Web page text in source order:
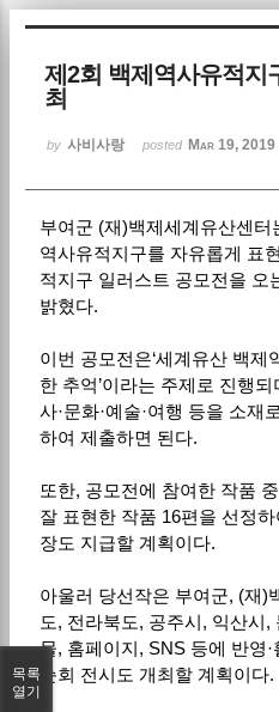
제2회 백제역사유적지
최
by 사비사랑 posted Mar 19, 2019
부여군 (재)백제세계유산센
역사유적지구를 자유롭게 표
적지구 일러스트 공모전을 오
밝혔다.
이번 공모전은‘세계유산 백
한 추억’이라는 주제로 진행
사·문화·예술·여행 등을 소재
하여 제출하면 된다.
또한, 공모전에 참여한 작품
잘 표현한 작품 16편을 선정
장도 지급할 계획이다.
아울러 당선작은 부여군, (재)
도, 전라북도, 공주시, 익산시
물, 홈페이지, SNS 등에 반영
순회 전시도 개최할 계획이다.
목록
열기
Sketchbook5,
Sketchbook5,